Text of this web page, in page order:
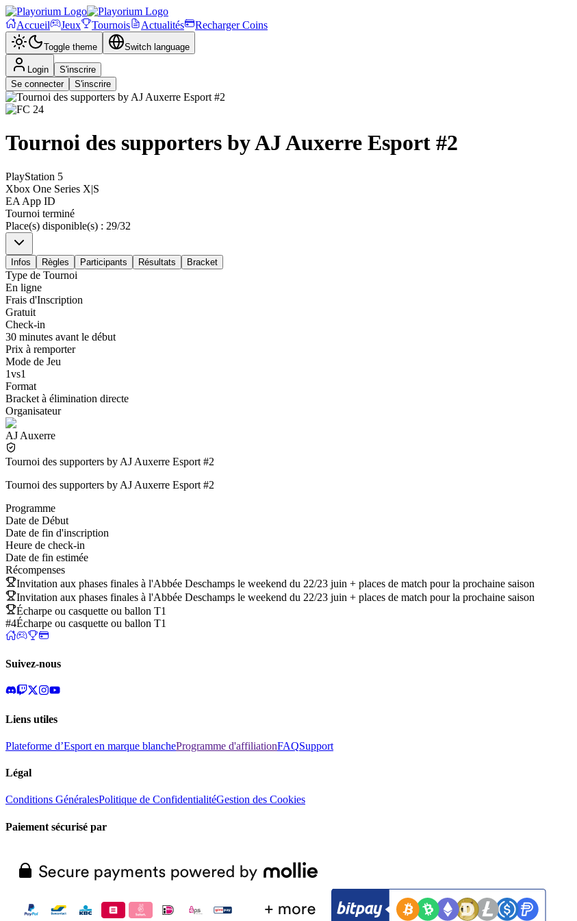
Accueil Jeux Tournois Actualités Recharger Coins
Toggle theme Switch language
Login
S'inscrire
Se connecter
S'inscrire
Tournoi des supporters by AJ Auxerre Esport #2
PlayStation 5
Xbox One Series X|S
EA App ID
Tournoi terminé
Place(s) disponible(s) : 29/32
Infos Règles Participants Résultats Bracket
Type de Tournoi
En ligne
Frais d'Inscription
Gratuit
Check-in
30 minutes avant le début
Prix à remporter
Mode de Jeu
1vs1
Format
Bracket à élimination directe
Organisateur
AJ Auxerre
Tournoi des supporters by AJ Auxerre Esport #2
Tournoi des supporters by AJ Auxerre Esport #2
Programme
Date de Début
Date de fin d'inscription
Heure de check-in
Date de fin estimée
Récompenses
Invitation aux phases finales à l'Abbée Deschamps le weekend du 22/23 juin + places de match pour la prochaine saison
Invitation aux phases finales à l'Abbée Deschamps le weekend du 22/23 juin + places de match pour la prochaine saison
Écharpe ou casquette ou ballon T1
#4Écharpe ou casquette ou ballon T1
Suivez-nous
Liens utiles
Plateforme d’Esport en marque blancheProgramme d'affiliationFAQSupport
Légal
Conditions GénéralesPolitique de ConfidentialitéGestion des Cookies
Paiement sécurisé par